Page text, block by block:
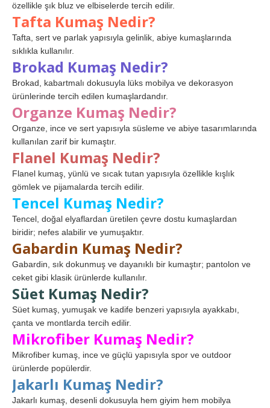
özellikle şık bluz ve elbiselerde tercih edilir.
Tafta Kumaş Nedir?
Tafta, sert ve parlak yapısıyla gelinlik, abiye kumaşlarında
sıklıkla kullanılır.
Brokad Kumaş Nedir?
Brokad, kabartmalı dokusuyla lüks mobilya ve dekorasyon
ürünlerinde tercih edilen kumaşlardandır.
Organze Kumaş Nedir?
Organze, ince ve sert yapısıyla süsleme ve abiye tasarımlarında
kullanılan zarif bir kumaştır.
Flanel Kumaş Nedir?
Flanel kumaş, yünlü ve sıcak tutan yapısıyla özellikle kışlık
gömlek ve pijamalarda tercih edilir.
Tencel Kumaş Nedir?
Tencel, doğal elyaflardan üretilen çevre dostu kumaşlardan
biridir; nefes alabilir ve yumuşaktır.
Gabardin Kumaş Nedir?
Gabardin, sık dokunmuş ve dayanıklı bir kumaştır; pantolon ve
ceket gibi klasik ürünlerde kullanılır.
Süet Kumaş Nedir?
Süet kumaş, yumuşak ve kadife benzeri yapısıyla ayakkabı,
çanta ve montlarda tercih edilir.
Mikrofiber Kumaş Nedir?
Mikrofiber kumaş, ince ve güçlü yapısıyla spor ve outdoor
ürünlerde popülerdir.
Jakarlı Kumaş Nedir?
Jakarlı kumaş, desenli dokusuyla hem giyim hem mobilya